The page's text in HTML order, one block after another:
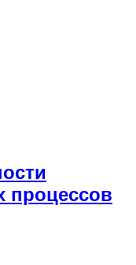
процессов